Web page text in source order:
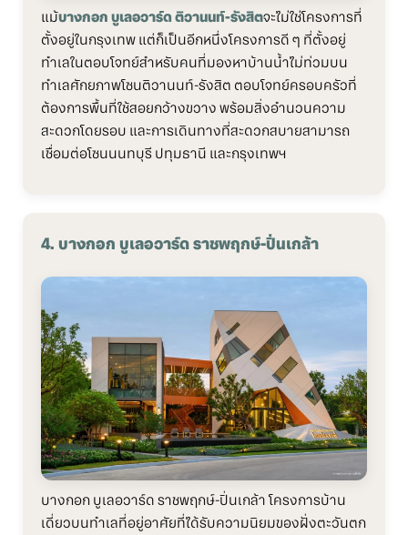
แม้บางกอก บูเลอวาร์ด ติวานนท์-รังสิตจะไม่ใช่โครงการที่
ตั้งอยู่ในกรุงเทพ แต่ก็เป็นอีกหนึ่งโครงการดี ๆ ที่ตั้งอยู่
ทำเลในตอบโจทย์สำหรับคนที่มองหาบ้านน้ำไม่ท่วมบน
ทำเลศักยภาพโซนติวานนท์-รังสิต ตอบโจทย์ครอบครัวที่
ต้องการพื้นที่ใช้สอยกว้างขวาง พร้อมสิ่งอำนวนความ
สะดวกโดยรอบ และการเดินทางที่สะดวกสบายสามารถ
เชื่อมต่อโซนนนทบุรี ปทุมธานี และกรุงเทพฯ
4. บางกอก บูเลอวาร์ด ราชพฤกษ์-ปิ่นเกล้า
บางกอก บูเลอวาร์ด ราชพฤกษ์-ปิ่นเกล้า โครงการบ้าน
เดี่ยวบนทำเลที่อยู่อาศัยที่ได้รับความนิยมของฝั่งตะวันตก